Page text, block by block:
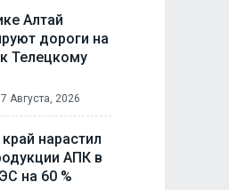
Алтай
дороги на
Телецкому
7 Августа, 2026
нарастил
АПК в
на 60 %